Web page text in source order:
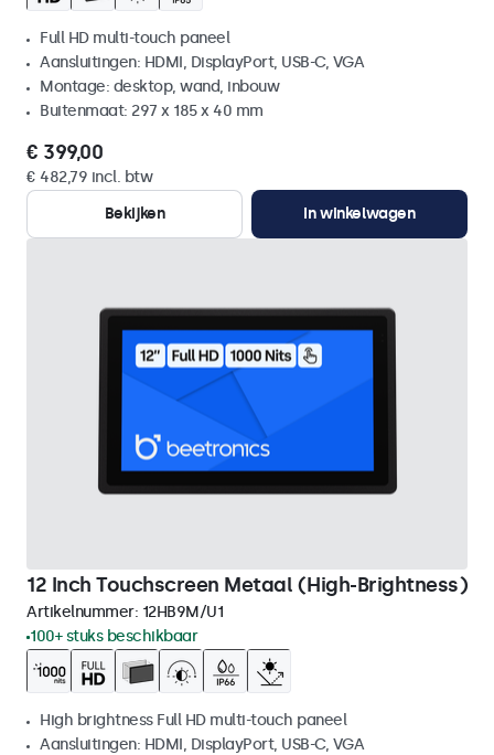
Full HD multi-touch paneel
Aansluitingen: HDMI, DisplayPort, USB-C, VGA
Montage: desktop, wand, inbouw
Buitenmaat: 297 x 185 x 40 mm
€ 399,00
€ 482,79 incl. btw
Bekijken
In winkelwagen
12 Inch Touchscreen Metaal (High-Brightness)
Artikelnummer: 12HB9M/U1
100+ stuks beschikbaar
High brightness Full HD multi-touch paneel
Aansluitingen: HDMI, DisplayPort, USB-C, VGA